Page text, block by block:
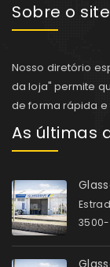
Sobre o site
Nosso diretório
da loja" permite
de forma rápida e
As últimas
3500-